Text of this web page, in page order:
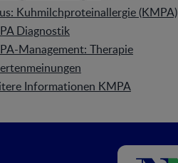
Kuhmilchproteinallergie (KMPA)
Diagnostik
Management: Therapie
Informationen KMPA